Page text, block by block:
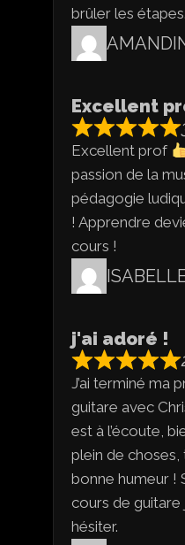
brûler les
Excellent
Excellent prof
passion de la
pédagogie
! Apprendre
cours !
j'ai adoré !
J’ai terminé ma
guitare avec
est à l’écoute,
plein de
bonne humeur !
cours de
hésiter.